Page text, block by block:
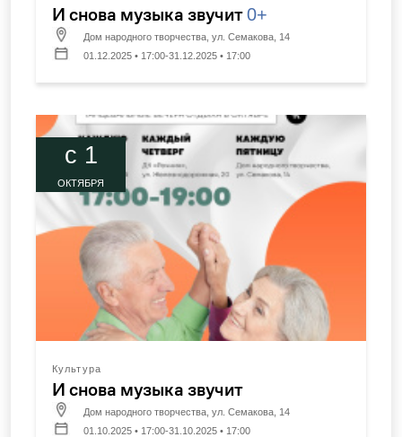
И снова музыка звучит0+
Дом народного творчества, ул. Семакова, 14
01.12.2025 • 17:00-31.12.2025 • 17:00
c 1
ОКТЯБРЯ
Культура
И снова музыка звучит
Дом народного творчества, ул. Семакова, 14
01.10.2025 • 17:00-31.10.2025 • 17:00